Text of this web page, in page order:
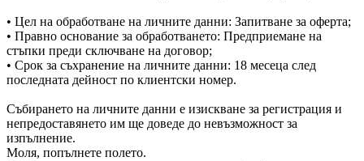
• Цел на обработване на личните данни: Запитване за оферта;
• Правно основание за обработването: Предприемане на
стъпки преди сключване на договор;
• Срок за съхранение на личните данни: 18 месеца след
последната дейност по клиентски номер.
Събирането на личните данни е изискване за регистрация и
непредоставянето им ще доведе до невъзможност за
изпълнение.
Моля, попълнете полето.